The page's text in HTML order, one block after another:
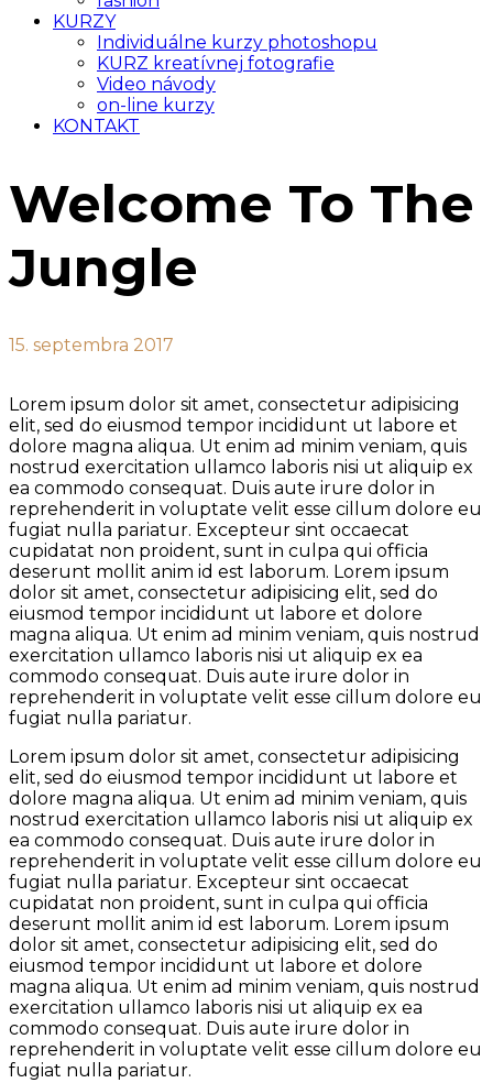
KURZY
Individuálne kurzy photoshopu
KURZ kreatívnej fotografie
Video návody
on-line kurzy
KONTAKT
Welcome To The
Jungle
15. septembra 2017
Lorem ipsum dolor sit amet, consectetur adipisicing
elit, sed do eiusmod tempor incididunt ut labore et
dolore magna aliqua. Ut enim ad minim veniam, quis
nostrud exercitation ullamco laboris nisi ut aliquip ex
ea commodo consequat. Duis aute irure dolor in
reprehenderit in voluptate velit esse cillum dolore eu
fugiat nulla pariatur. Excepteur sint occaecat
cupidatat non proident, sunt in culpa qui officia
deserunt mollit anim id est laborum. Lorem ipsum
dolor sit amet, consectetur adipisicing elit, sed do
eiusmod tempor incididunt ut labore et dolore
magna aliqua. Ut enim ad minim veniam, quis nostrud
exercitation ullamco laboris nisi ut aliquip ex ea
commodo consequat. Duis aute irure dolor in
reprehenderit in voluptate velit esse cillum dolore eu
fugiat nulla pariatur.
Lorem ipsum dolor sit amet, consectetur adipisicing
elit, sed do eiusmod tempor incididunt ut labore et
dolore magna aliqua. Ut enim ad minim veniam, quis
nostrud exercitation ullamco laboris nisi ut aliquip ex
ea commodo consequat. Duis aute irure dolor in
reprehenderit in voluptate velit esse cillum dolore eu
fugiat nulla pariatur. Excepteur sint occaecat
cupidatat non proident, sunt in culpa qui officia
deserunt mollit anim id est laborum. Lorem ipsum
dolor sit amet, consectetur adipisicing elit, sed do
eiusmod tempor incididunt ut labore et dolore
magna aliqua. Ut enim ad minim veniam, quis nostrud
exercitation ullamco laboris nisi ut aliquip ex ea
commodo consequat. Duis aute irure dolor in
reprehenderit in voluptate velit esse cillum dolore eu
fugiat nulla pariatur.